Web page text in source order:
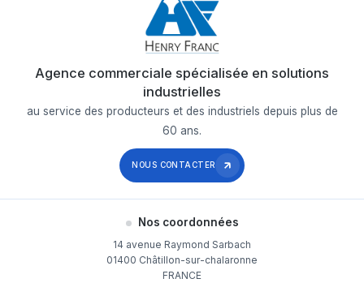
Agence commerciale spécialisée en solutions
industrielles
au service des producteurs et des industriels depuis plus de
60 ans.
NOUS CONTACTER
Nos coordonnées
14 avenue Raymond Sarbach
01400 Châtillon-sur-chalaronne
FRANCE